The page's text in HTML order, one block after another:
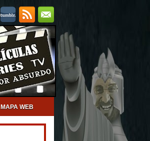
MAPA WEB